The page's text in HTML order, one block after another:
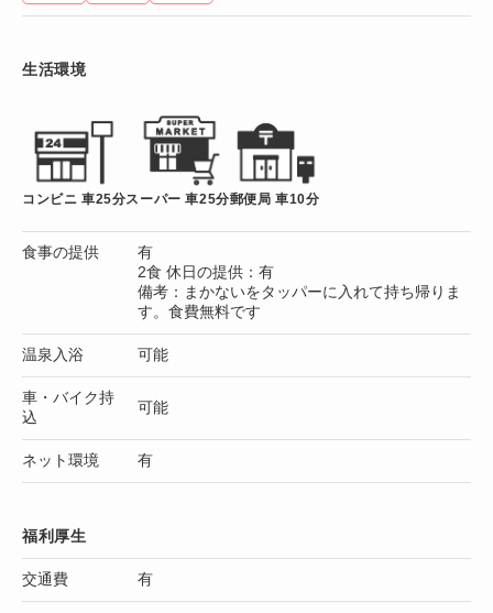
生活環境
コンビニ 車25分スーパー 車25分郵便局 車10分
食事の提供
有
2食 休日の提供：有
備考：まかないをタッパーに入れて持ち帰りま
す。食費無料です
温泉入浴 可能
車・バイク持
込
可能
ネット環境 有
福利厚生
交通費 有